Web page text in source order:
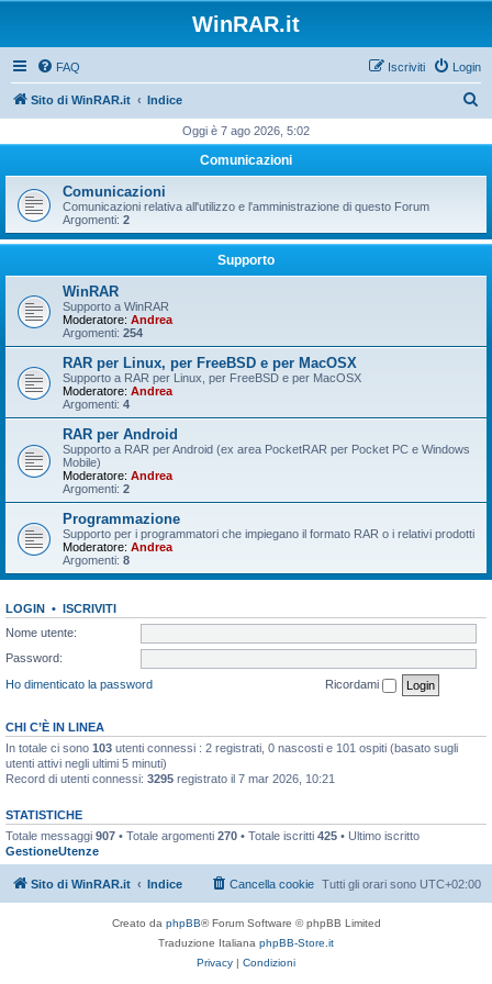
WinRAR.it
FAQ Login
Iscriviti
Sito di WinRAR.it Indice
c
Oggi è 7 ago 2026, 5:02
Comunicazioni
Comunicazioni
Comunicazioni relativa all'utilizzo e l'amministrazione di questo Forum
Argomenti: 2
Supporto
WinRAR
Supporto a WinRAR
Moderatore: Andrea
Argomenti: 254
RAR per Linux, per FreeBSD e per MacOSX
Supporto a RAR per Linux, per FreeBSD e per MacOSX
Moderatore: Andrea
Argomenti: 4
RAR per Android
Supporto a RAR per Android (ex area PocketRAR per Pocket PC e Windows
Mobile)
Moderatore: Andrea
Argomenti: 2
Programmazione
Supporto per i programmatori che impiegano il formato RAR o i relativi prodotti
Moderatore: Andrea
Argomenti: 8
LOGIN • ISCRIVITI
Nome utente:
Password:
Ho dimenticato la password
Ricordami
CHI C’È IN LINEA
In totale ci sono 103 utenti connessi : 2 registrati, 0 nascosti e 101 ospiti (basato sugli
utenti attivi negli ultimi 5 minuti)
Record di utenti connessi: 3295 registrato il 7 mar 2026, 10:21
STATISTICHE
Totale messaggi 907 • Totale argomenti 270 • Totale iscritti 425 • Ultimo iscritto
GestioneUtenze
Sito di WinRAR.it Indice Tutti gli orari sono UTC+02:00
Cancella cookie
Creato da phpBB® Forum Software © phpBB Limited
Traduzione Italiana phpBB-Store.it
Privacy | Condizioni